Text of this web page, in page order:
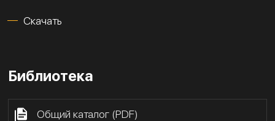
Скачать
Библиотека
Общий каталог (PDF)